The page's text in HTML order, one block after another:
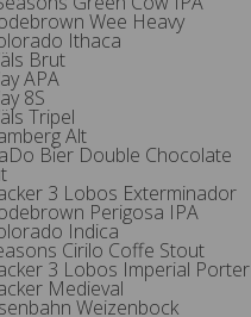
Wee Heavy
Ithaca
Brut
APA
8S
Tripel
Alt
Bier Double Chocolate
3 Lobos Exterminador
Perigosa IPA
Indica
Cirilo Coffe Stout
3 Lobos Imperial Porter
Medieval
Weizenbock